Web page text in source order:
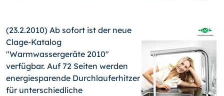
(23.2.2010) Ab sofort ist der neue
Clage-Katalog
"Warmwassergeräte 2010"
verfügbar. Auf 72 Seiten werden
energiesparende Durchlauferhitzer
für unterschiedliche